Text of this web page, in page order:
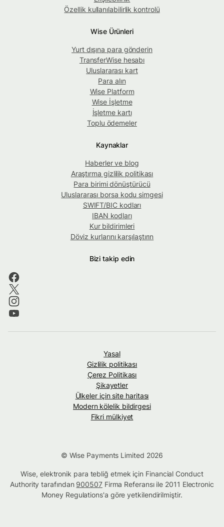
Özellik kullanılabilirlik kontrolü
Wise Ürünleri
Yurt dışına para gönderin
TransferWise hesabı
Uluslararası kart
Para alın
Wise Platform
Wise İşletme
İşletme kartı
Toplu ödemeler
Kaynaklar
Haberler ve blog
Araştırma gizlilik politikası
Para birimi dönüştürücü
Uluslararası borsa kodu simgesi
SWIFT/BIC kodları
IBAN kodları
Kur bildirimleri
Döviz kurlarını karşılaştırın
Bizi takip edin
Yasal
Gizlilik politikası
Çerez Politikası
Şikayetler
Ülkeler için site haritası
Modern kölelik bildirgesi
Fikri mülkiyet
© Wise Payments Limited 2026
Wise, elektronik para tebliğ etmek için Financial Conduct
Authority tarafından 900507Firma Referansı ile 2011 Electronic
Money Regulations'a göre yetkilendirilmiştir.